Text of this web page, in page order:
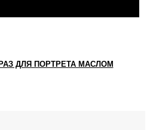
ДЛЯ ПОРТРЕТА МАСЛОМ